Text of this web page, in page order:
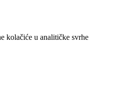
kolačiće u analitičke svrhe